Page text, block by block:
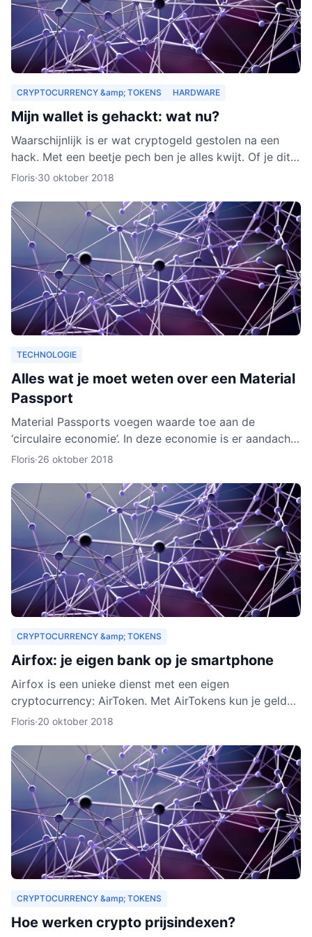
CRYPTOCURRENCY &amp; TOKENS HARDWARE
Mijn wallet is gehackt: wat nu?
Waarschijnlijk is er wat cryptogeld gestolen na een
hack. Met een beetje pech ben je alles kwijt. Of je dit
nog terug kunt krijgen, leggen we je uit in dit arti
Floris·30 oktober 2018
TECHNOLOGIE
Alles wat je moet weten over een Material
Passport
Material Passports voegen waarde toe aan de
‘circulaire economie’. In deze economie is er aandacht
voor het hergebruik van materialen. We gaan dan
Floris·26 oktober 2018
CRYPTOCURRENCY &amp; TOKENS
Airfox: je eigen bank op je smartphone
Airfox is een unieke dienst met een eigen
cryptocurrency: AirToken. Met AirTokens kun je geld
aan elkaar uitlenen, zonder tussenkomst van een bank.
Floris·20 oktober 2018
CRYPTOCURRENCY &amp; TOKENS
Hoe werken crypto prijsindexen?